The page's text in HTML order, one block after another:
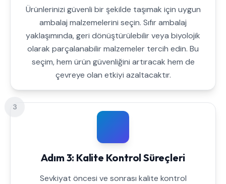
Ürünlerinizi güvenli bir şekilde taşımak için uygun
ambalaj malzemelerini seçin. Sıfır ambalaj
yaklaşımında, geri dönüştürülebilir veya biyolojik
olarak parçalanabilir malzemeler tercih edin. Bu
seçim, hem ürün güvenliğini artıracak hem de
çevreye olan etkiyi azaltacaktır.
3
Adım 3: Kalite Kontrol Süreçleri
Sevkiyat öncesi ve sonrası kalite kontrol